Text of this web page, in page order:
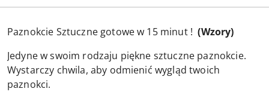
Paznokcie Sztuczne gotowe w 15 minut ! (Wzory)
Jedyne w swoim rodzaju piękne sztuczne paznokcie.
Wystarczy chwila, aby odmienić wygląd twoich
paznokci.